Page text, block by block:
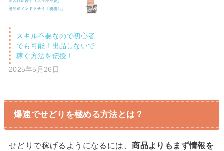
スキル不要なので初心者
でも可能！出品しないで
稼ぐ方法を伝授！
2025年5月26日
爆速でせどりを極める方法とは？
せどりで稼げるようになるには、商品よりもまず情報を